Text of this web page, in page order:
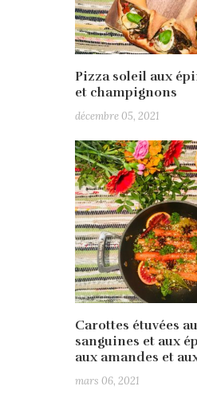
Pizza soleil aux
et champignons
décembre 05, 2021
Carottes étuvées
sanguines et aux
aux amandes et
mars 06, 2021